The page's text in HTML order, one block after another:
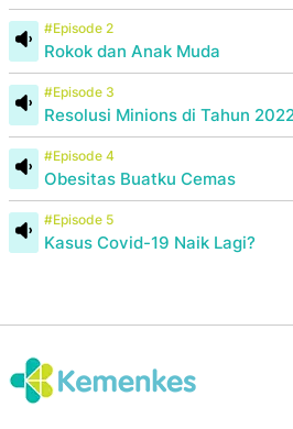
#Episode 2
Rokok dan Anak Muda
#Episode 3
Resolusi Minions di Tahun
#Episode 4
Obesitas Buatku Cemas
#Episode 5
Kasus Covid-19 Naik Lagi?